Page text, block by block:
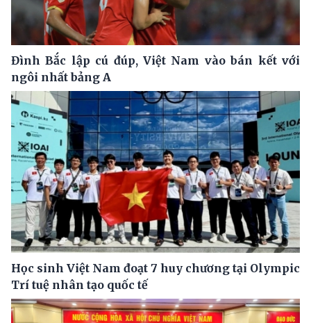
Đình Bắc lập cú đúp, Việt Nam vào bán kết với
ngôi nhất bảng A
Học sinh Việt Nam đoạt 7 huy chương tại Olympic
Trí tuệ nhân tạo quốc tế